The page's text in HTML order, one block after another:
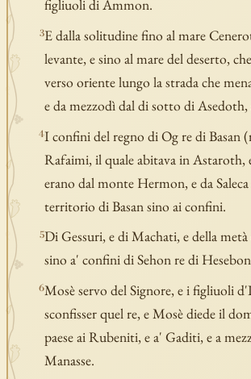
figliuoli di Ammon.
3E dalla solitudine fino al mare
levante, e sino al mare del deserto,
verso oriente lungo la strada che
e da mezzodì dal di sotto di Asedoth,
4I confini del regno di Og re di Basan
Rafaimi, il quale abitava in Astaroth,
erano dal monte Hermon, e da
territorio di Basan sino ai confini.
5Di Gessuri, e di Machati, e della metà
sino a' confini di Sehon re di
6Mosè servo del Signore, e i figliuoli
sconfisser quel re, e Mosè diede il
paese ai Rubeniti, e a' Gaditi, e a
Manasse.